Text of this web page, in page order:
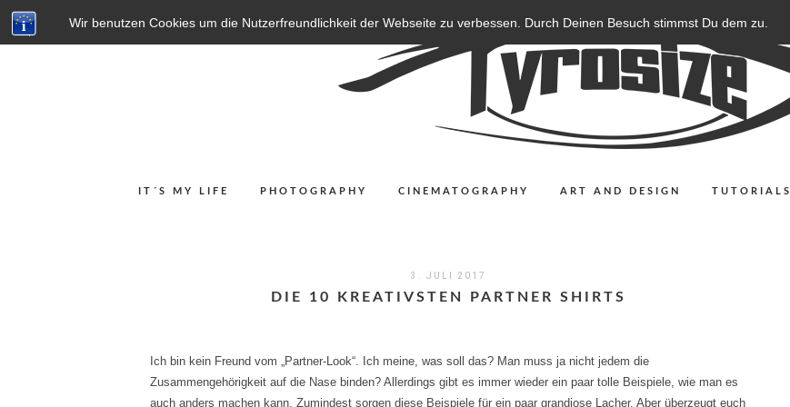
Wir benutzen Cookies um die Nutzerfreundlichkeit der Webseite zu verbessen. Durch Deinen Besuch stimmst Du dem zu.
IT´S MY LIFE PHOTOGRAPHY CINEMATOGRAPHY ART AND DESIGN TUTORIALS
3. JULI 2017
DIE 10 KREATIVSTEN PARTNER SHIRTS
Ich bin kein Freund vom „Partner-Look“. Ich meine, was soll das? Man muss ja nicht jedem die
Zusammengehörigkeit auf die Nase binden? Allerdings gibt es immer wieder ein paar tolle Beispiele, wie man es
auch anders machen kann. Zumindest sorgen diese Beispiele für ein paar grandiose Lacher. Aber überzeugt euch